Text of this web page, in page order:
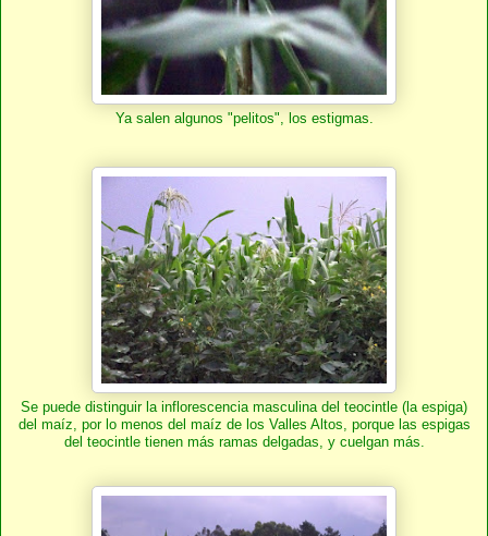
Ya salen algunos "pelitos", los estigmas.
Se puede distinguir la inflorescencia masculina del teocintle (la espiga)
del maíz, por lo menos del maíz de los Valles Altos, porque las espigas
del teocintle tienen más ramas delgadas, y cuelgan más.